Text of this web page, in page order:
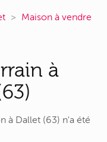
Maison à vendre
à
à Dallet (63) n'a été